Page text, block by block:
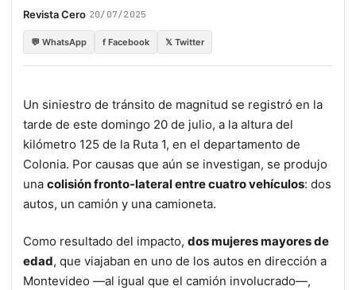
Revista Cero·20/07/2025
💬 WhatsApp f Facebook 𝕏 Twitter
Un siniestro de tránsito de magnitud se registró en la
tarde de este domingo 20 de julio, a la altura del
kilómetro 125 de la Ruta 1, en el departamento de
Colonia. Por causas que aún se investigan, se produjo
una colisión fronto-lateral entre cuatro vehículos: dos
autos, un camión y una camioneta.
Como resultado del impacto, dos mujeres mayores de
edad, que viajaban en uno de los autos en dirección a
Montevideo —al igual que el camión involucrado—,